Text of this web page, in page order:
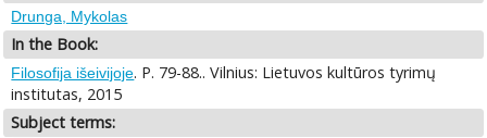
Drunga, Mykolas
In the Book:
Filosofija išeivijoje. P. 79-88.. Vilnius: Lietuvos kultūros tyrimų
institutas, 2015
Subject terms: